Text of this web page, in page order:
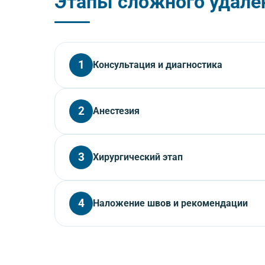
1 Консультация и диагностика
Врач проводит осмотр, выполняет КЛКТ для
противопоказания.
2 Анестезия
Выполняется местная анестезия. При сложных
3 Хирургический этап
Врач выполняет разрез десны, отслаивает
антисептиком.
4 Наложение швов и рекомендации